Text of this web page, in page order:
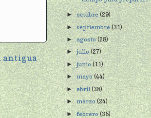
antigua
►octubre(29)
►septiembre(31)
►agosto(28)
►julio(27)
►junio(11)
►mayo(44)
►abril(38)
►marzo(24)
►febrero(35)